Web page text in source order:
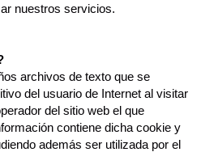
nuestros servicios.
archivos de texto que se
del usuario de Internet al visitar
del sitio web el que
contiene dicha cookie y
además ser utilizada por el